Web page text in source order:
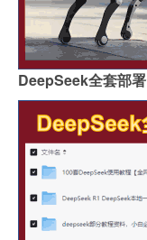
DeepSeek全套部